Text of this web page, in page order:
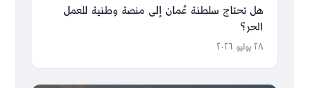
هل تحتاج سلطنة عُمان إلى منصة وطنية للعمل
الحر؟
٢٨ يوليو ٢٠٢٦